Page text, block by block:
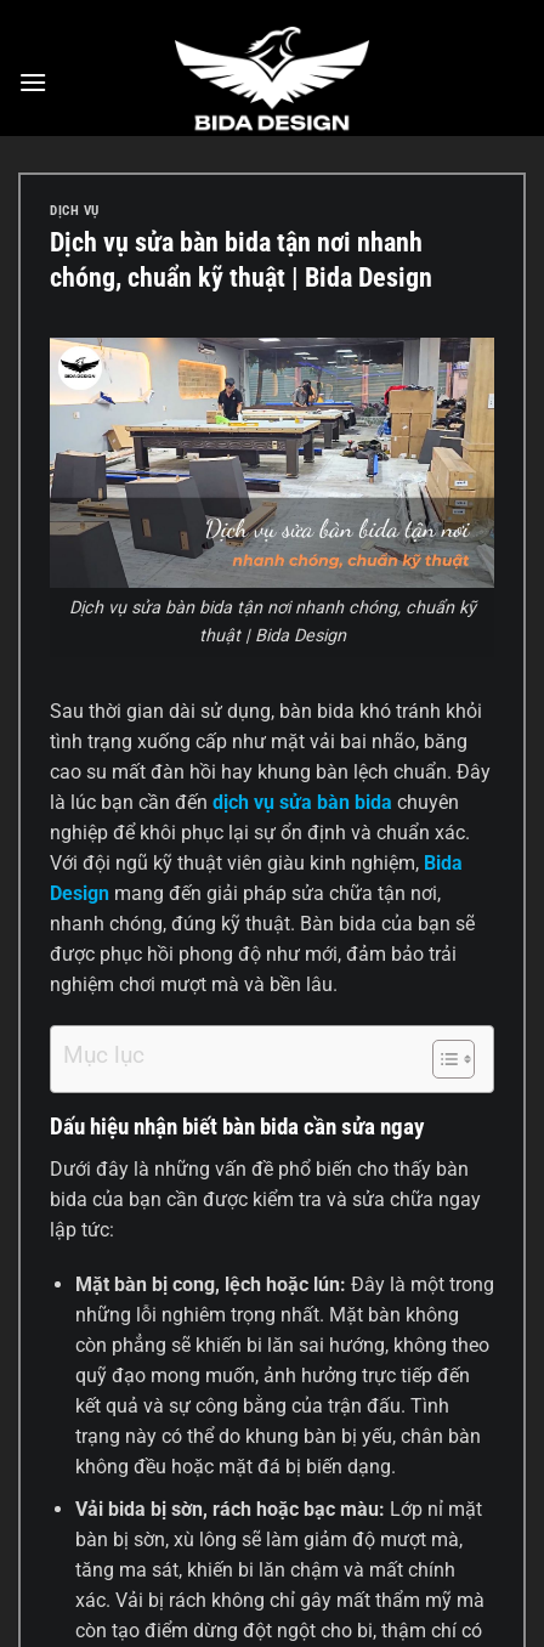
nội
DỊCH VỤ
Dịch vụ sửa bàn bida tận nơi nhanh
chóng, chuẩn kỹ thuật | Bida Design
Dịch vụ sửa bàn bida tận nơi nhanh chóng, chuẩn kỹ
thuật | Bida Design
Sau thời gian dài sử dụng, bàn bida khó tránh khỏi
tình trạng xuống cấp như mặt vải bai nhão, băng
cao su mất đàn hồi hay khung bàn lệch chuẩn. Đây
là lúc bạn cần đến dịch vụ sửa bàn bida chuyên
nghiệp để khôi phục lại sự ổn định và chuẩn xác.
Với đội ngũ kỹ thuật viên giàu kinh nghiệm, Bida
Design mang đến giải pháp sửa chữa tận nơi,
nhanh chóng, đúng kỹ thuật. Bàn bida của bạn sẽ
được phục hồi phong độ như mới, đảm bảo trải
nghiệm chơi mượt mà và bền lâu.
Mục lục
Dấu hiệu nhận biết bàn bida cần sửa ngay
Dưới đây là những vấn đề phổ biến cho thấy bàn
bida của bạn cần được kiểm tra và sửa chữa ngay
lập tức:
Mặt bàn bị cong, lệch hoặc lún: Đây là một trong
những lỗi nghiêm trọng nhất. Mặt bàn không
còn phẳng sẽ khiến bi lăn sai hướng, không theo
quỹ đạo mong muốn, ảnh hưởng trực tiếp đến
kết quả và sự công bằng của trận đấu. Tình
trạng này có thể do khung bàn bị yếu, chân bàn
không đều hoặc mặt đá bị biến dạng.
Vải bida bị sờn, rách hoặc bạc màu: Lớp nỉ mặt
bàn bị sờn, xù lông sẽ làm giảm độ mượt mà,
tăng ma sát, khiến bi lăn chậm và mất chính
xác. Vải bị rách không chỉ gây mất thẩm mỹ mà
còn tạo điểm dừng đột ngột cho bi, thậm chí có